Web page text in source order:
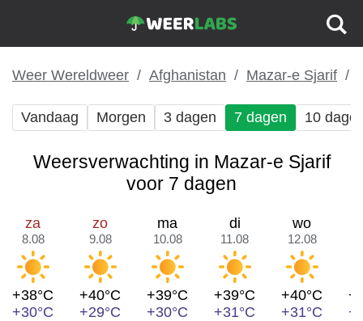
Weer Wereldweer Afghanistan Mazar-e Sjarif
Vandaag Morgen 3 dagen 7 dagen 10
Weersverwachting in Mazar-e Sjarif
voor 7 dagen
za
8.08
+38°C
+30°C
zo
9.08
+40°C
+29°C
ma
10.08
+39°C
+30°C
di
11.08
+39°C
+31°C
wo
12.08
+40°C
+31°C